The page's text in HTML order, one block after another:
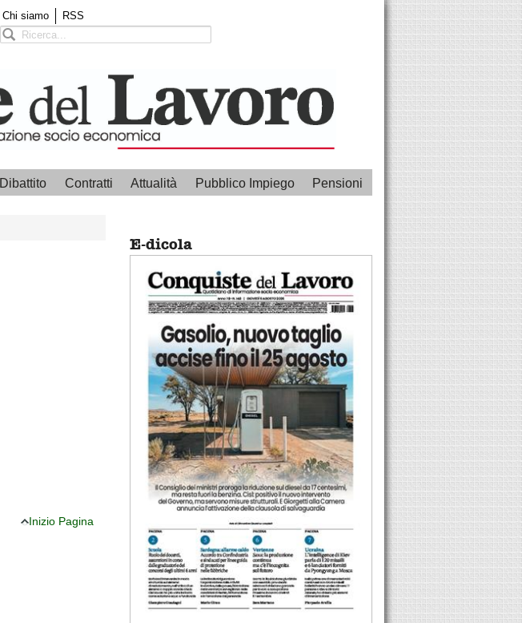
Chi siamo RSS
Dibattito Contratti Attualità Pubblico Impiego Pensioni
Inizio Pagina
E-dicola